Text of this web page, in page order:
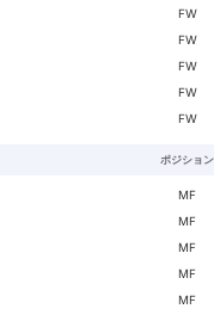
FW
FW
FW
FW
FW
ポジション
MF
MF
MF
MF
MF